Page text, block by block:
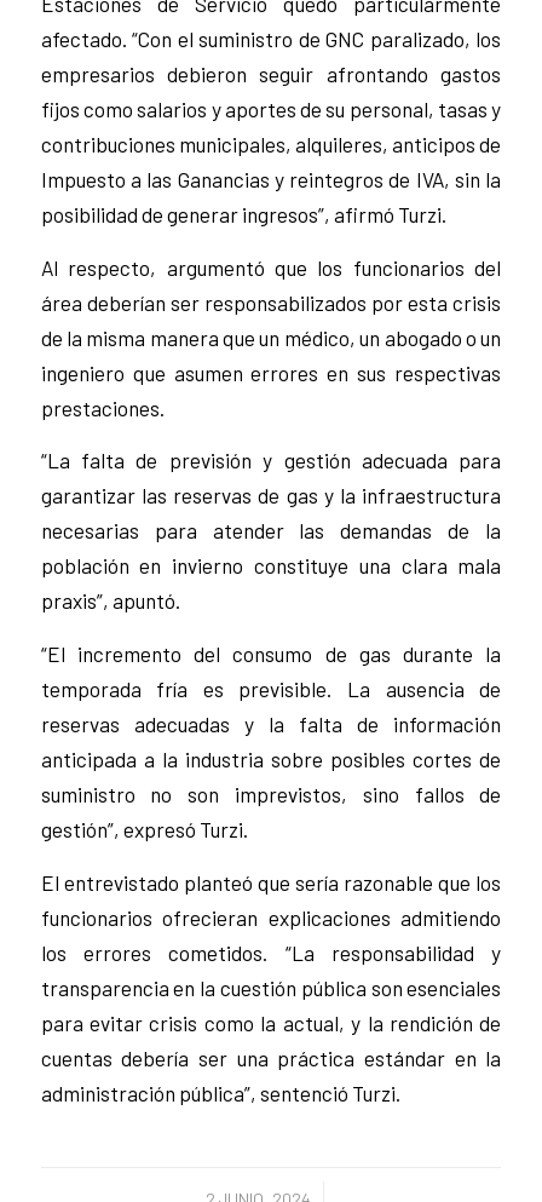
afectado. “Con el suministro de GNC paralizado, los
empresarios debieron seguir afrontando gastos
fijos como salarios y aportes de su personal, tasas y
contribuciones municipales, alquileres, anticipos de
Impuesto a las Ganancias y reintegros de IVA, sin la
posibilidad de generar ingresos”, afirmó Turzi.
Al respecto, argumentó que los funcionarios del
área deberían ser responsabilizados por esta crisis
de la misma manera que un médico, un abogado o un
ingeniero que asumen errores en sus respectivas
prestaciones.
“La falta de previsión y gestión adecuada para
garantizar las reservas de gas y la infraestructura
necesarias para atender las demandas de la
población en invierno constituye una clara mala
praxis”, apuntó.
“El incremento del consumo de gas durante la
temporada fría es previsible. La ausencia de
reservas adecuadas y la falta de información
anticipada a la industria sobre posibles cortes de
suministro no son imprevistos, sino fallos de
gestión”, expresó Turzi.
El entrevistado planteó que sería razonable que los
funcionarios ofrecieran explicaciones admitiendo
los errores cometidos. “La responsabilidad y
transparencia en la cuestión pública son esenciales
para evitar crisis como la actual, y la rendición de
cuentas debería ser una práctica estándar en la
administración pública”, sentenció Turzi.